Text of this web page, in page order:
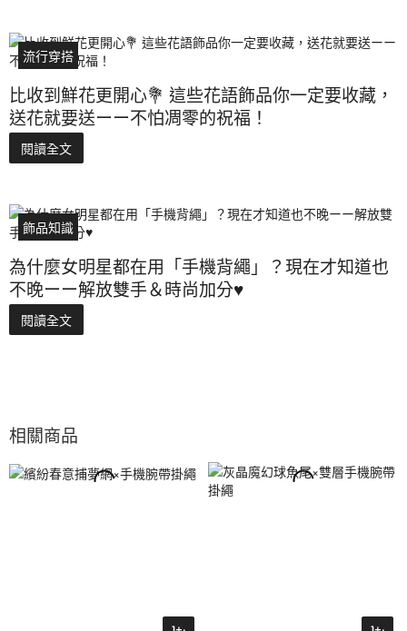
流行穿搭
比收到鮮花更開心💐 這些花語飾品你一定要收藏，
送花就要送ーー不怕凋零的祝福！
閱讀全文
飾品知識
為什麼女明星都在用「手機背繩」？現在才知道也
不晚ーー解放雙手＆時尚加分♥
閱讀全文
相關商品